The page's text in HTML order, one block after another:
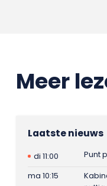
Meer
Laatste nieuws
di 11:00
Punt
ma 10:15